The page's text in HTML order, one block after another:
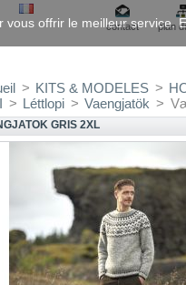
contact plan
> KITS & MODELES >
> Léttlopi > Vaengjatök >
GRIS 2XL
vous offrir le meilleur